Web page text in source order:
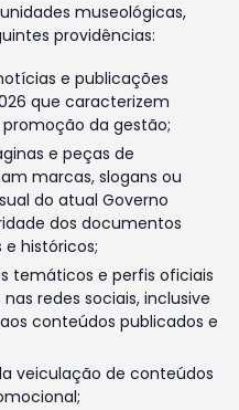
museológicas,
providências:
e publicações
que caracterizem
da gestão;
e peças de
marcas, slogans ou
do atual Governo
dos documentos
históricos;
temáticos e perfis oficiais
redes sociais, inclusive
conteúdos publicados e
veiculação de conteúdos